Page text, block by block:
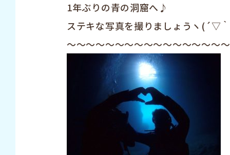
1年ぶりの青の洞窟へ♪
ステキな写真を撮りましょうヽ(´▽
～～～～～～～～～～～～～～～～